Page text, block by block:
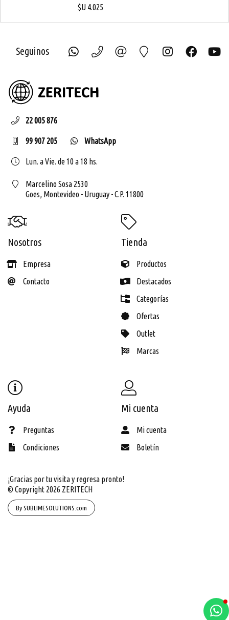
$U 4.025
Seguinos
22 005 876
99 907 205 WhatsApp
Lun. a Vie. de 10 a 18 hs.
Marcelino Sosa 2530
Goes, Montevideo - Uruguay - C.P. 11800
Nosotros
Empresa
Contacto
Tienda
Productos
Destacados
Categorías
Ofertas
Outlet
Marcas
Ayuda
Preguntas
Condiciones
Mi cuenta
Mi cuenta
Boletín
¡Gracias por tu visita y regresa pronto!
© Copyright 2026 ZERITECH
By SUBLIMESOLUTIONS.com